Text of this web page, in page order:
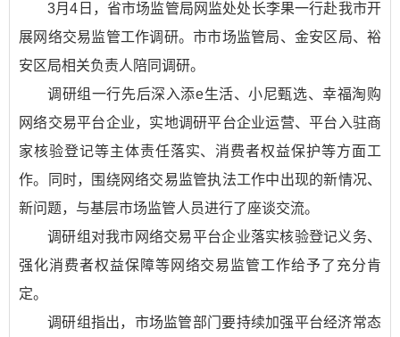
3月4日，省市场监管局网监处处长李果一行赴我市开
展网络交易监管工作调研。市市场监管局、金安区局、裕
安区局相关负责人陪同调研。
调研组一行先后深入添e生活、小尼甄选、幸福淘购
网络交易平台企业，实地调研平台企业运营、平台入驻商
家核验登记等主体责任落实、消费者权益保护等方面工
作。同时，围绕网络交易监管执法工作中出现的新情况、
新问题，与基层市场监管人员进行了座谈交流。
调研组对我市网络交易平台企业落实核验登记义务、
强化消费者权益保障等网络交易监管工作给予了充分肯
定。
调研组指出，市场监管部门要持续加强平台经济常态